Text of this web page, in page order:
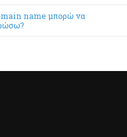
name μπορώ να